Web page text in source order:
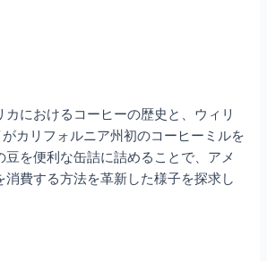
におけるコーヒーの歴史と、ウィリ
カリフォルニア州初のコーヒーミルを
豆を便利な缶詰に詰めることで、アメ
消費する方法を革新した様子を探求し